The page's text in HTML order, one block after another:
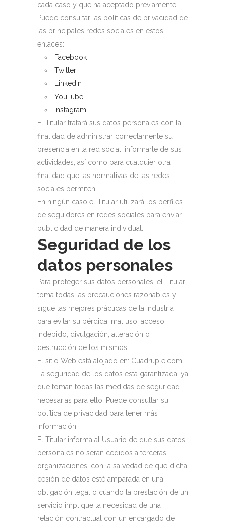
cada caso y que ha aceptado previamente.
Puede consultar las políticas de privacidad de
las principales redes sociales en estos
enlaces:
Facebook
Twitter
Linkedin
YouTube
Instagram
El Titular tratará sus datos personales con la
finalidad de administrar correctamente su
presencia en la red social, informarle de sus
actividades, así como para cualquier otra
finalidad que las normativas de las redes
sociales permiten.
En ningún caso el Titular utilizará los perfiles
de seguidores en redes sociales para enviar
publicidad de manera individual.
Seguridad de los
datos personales
Para proteger sus datos personales, el Titular
toma todas las precauciones razonables y
sigue las mejores prácticas de la industria
para evitar su pérdida, mal uso, acceso
indebido, divulgación, alteración o
destrucción de los mismos.
El sitio Web está alojado en: Cuadruple.com.
La seguridad de los datos está garantizada, ya
que toman todas las medidas de seguridad
necesarias para ello. Puede consultar su
política de privacidad para tener más
información.
El Titular informa al Usuario de que sus datos
personales no serán cedidos a terceras
organizaciones, con la salvedad de que dicha
cesión de datos esté amparada en una
obligación legal o cuando la prestación de un
servicio implique la necesidad de una
relación contractual con un encargado de